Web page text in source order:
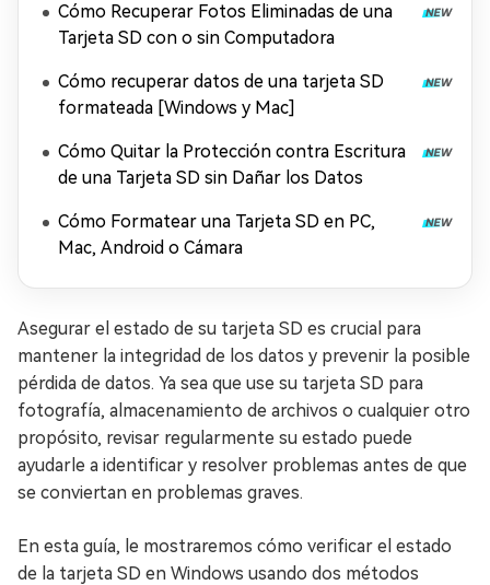
Cómo Recuperar Fotos Eliminadas de una
Tarjeta SD con o sin Computadora
Cómo recuperar datos de una tarjeta SD
formateada [Windows y Mac]
Cómo Quitar la Protección contra Escritura
de una Tarjeta SD sin Dañar los Datos
Cómo Formatear una Tarjeta SD en PC,
Mac, Android o Cámara
Asegurar el estado de su tarjeta SD es crucial para
mantener la integridad de los datos y prevenir la posible
pérdida de datos. Ya sea que use su tarjeta SD para
fotografía, almacenamiento de archivos o cualquier otro
propósito, revisar regularmente su estado puede
ayudarle a identificar y resolver problemas antes de que
se conviertan en problemas graves.
En esta guía, le mostraremos cómo verificar el estado
de la tarjeta SD en Windows usando dos métodos